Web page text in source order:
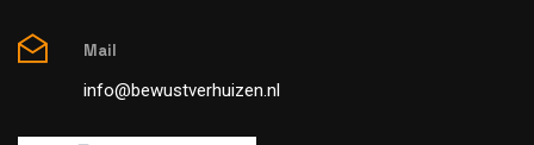
Mail
info@bewustverhuizen.nl